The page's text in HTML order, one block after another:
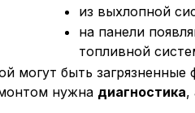
из выхлопной
могут быть
нужна диагностика,
на панели
топливной